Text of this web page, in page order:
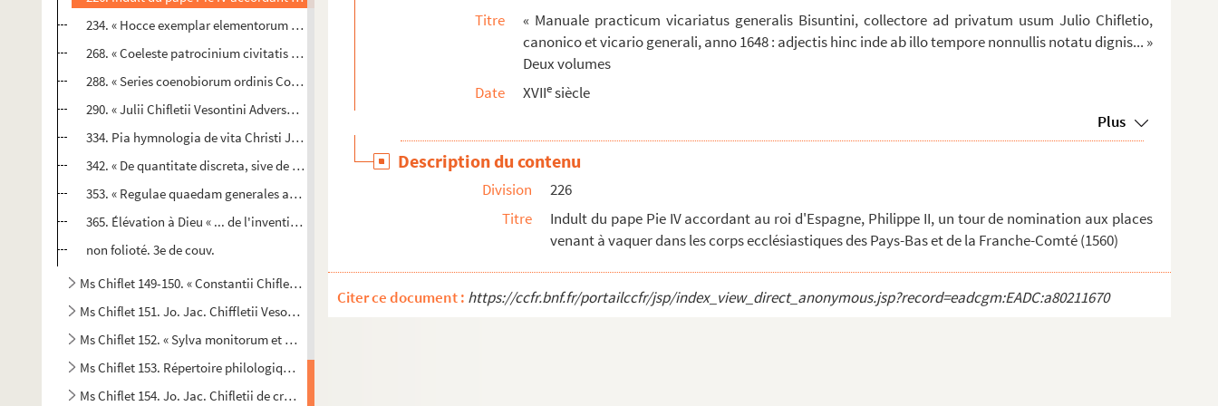
234. « Hocce exemplar elementorum linguae hebraicae conscripsit mihi Joannes-Baptista Riva, Mantuanus, ex...
268. « Coeleste patrocinium civitatis Bisuntinae a beato Joanne Bassando, civi Bisuntino, expetendum »
288. « Series coenobiorum ordinis Coelestinorum provinciae Galliae »
290. « Julii Chifletii Vesontini Adversaria epistolica » : 50 lettres écrites ou reçues par Jules Chiflet...
334. Pia hymnologia de vita Christi Jesu... », et « Piae horulae de septem doloribus B. Mariae V., auctor...
342. « De quantitate discreta, sive de numeris et arte numerandi », auctore Joanne Chifletio, canonico To...
353. « Regulae quaedam generales ad facilius addiscendam linguam Flandricam, imprimis de verbo », auctore...
365. Élévation à Dieu « ... de l'invention de la Mère Térèse Bereur, carmélite à Dole »
non folioté. 3e de couv.
Ms Chiflet 149-150. « Constantii Chifletii, I.-C., commentarius ad Institutiones Justinianaeas »
Ms Chiflet 151. Jo. Jac. Chiffletii Vesontio
Ms Chiflet 152. « Sylva monitorum et exemplorum politicorum et moralium, ex priscis ac recentioribus », Julio Chifle...
Ms Chiflet 153. Répertoire philologique, anecdotique et scientifique, par Jules Chiflet
Ms Chiflet 154. Jo. Jac. Chifletii de cruce liber III
Titre
« Manuale practicum vicariatus generalis Bisuntini, collectore ad privatum usum Julio Chifletio,
canonico et vicario generali, anno 1648 : adjectis hinc inde ab illo tempore nonnullis notatu dignis... »
Deux volumes
Date
XVIIesiècle
Plus
Description du contenu
Division
226
Titre
Indult du pape Pie IV accordant au roi d'Espagne, Philippe II, un tour de nomination aux places
venant à vaquer dans les corps ecclésiastiques des Pays-Bas et de la Franche-Comté (1560)
Citer ce document : https://ccfr.bnf.fr/portailccfr/jsp/index_view_direct_anonymous.jsp?record=eadcgm:EADC:a80211670